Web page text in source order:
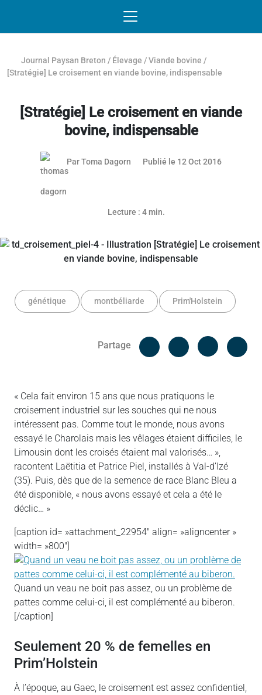
Journal Paysan Breton / Élevage /Viande bovine /
[Stratégie] Le croisement en viande bovine, indispensable
[Stratégie] Le croisement en viande
bovine, indispensable
ParToma Dagorn Publié le 12 Oct 201614
Lecture : 4 min.
génétique montbéliarde Prim'Holstein
Partage
Facebook
« Cela fait environ 15 ans que nous pratiquons le
croisement industriel sur les souches qui ne nous
intéressent pas. Comme tout le monde, nous avons
essayé le Charolais mais les vêlages étaient difficiles, le
Limousin dont les croisés étaient mal valorisés… »,
racontent Laëtitia et Patrice Piel, installés à Val-d’Izé
(35). Puis, dès que de la semence de race Blanc Bleu a
été disponible, « nous avons essayé et cela a été le
déclic… »
[caption id= »attachment_22954″ align= »aligncenter »
width= »800″]
Quand un veau ne boit pas assez, ou un problème de
pattes comme celui-ci, il est complémenté au biberon.
[/caption]
Seulement 20 % de femelles en
Prim’Holstein
À l’époque, au Gaec, le croisement est assez confidentiel,